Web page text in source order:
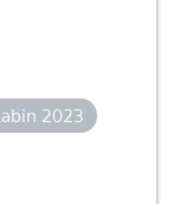
2023